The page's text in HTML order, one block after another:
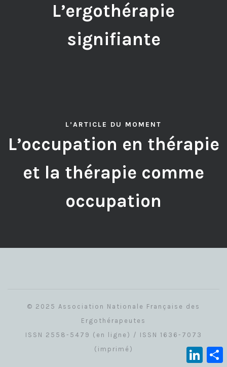
L’ergothérapie
signifiante
L’ARTICLE DU MOMENT
L’occupation en thérapie
et la thérapie comme
occupation
© 2025 Association Nationale Française des
Ergothérapeutes
ISSN 2558-5479 (en ligne) / ISSN 1636-7073
(imprimé)